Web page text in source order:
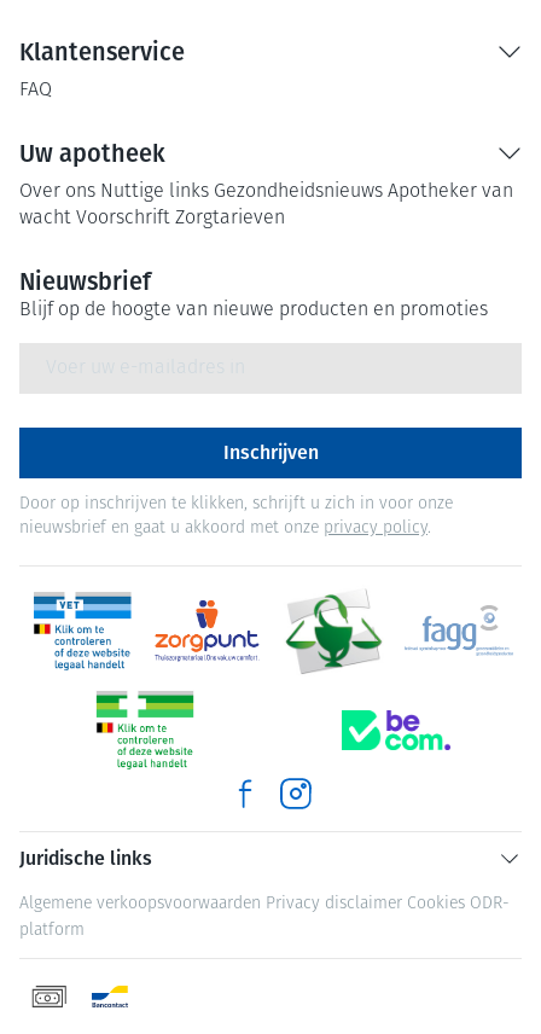
Klantenservice
FAQ
Uw apotheek
Over ons Nuttige links Gezondheidsnieuws Apotheker van
wacht Voorschrift Zorgtarieven
Nieuwsbrief
Blijf op de hoogte van nieuwe producten en promoties
Inschrijven
Door op inschrijven te klikken, schrijft u zich in voor onze
nieuwsbrief en gaat u akkoord met onze privacy policy.
Juridische links
Algemene verkoopsvoorwaarden Privacy disclaimer Cookies ODR-
platform